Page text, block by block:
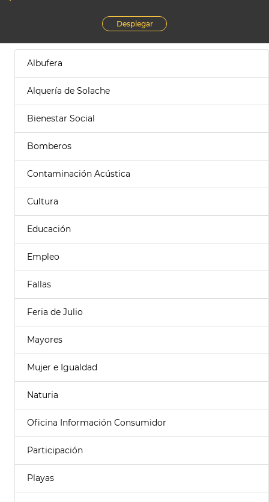
Desplegar
Albufera
Alquería de Solache
Bienestar Social
Bomberos
Contaminación Acústica
Cultura
Educación
Empleo
Fallas
Feria de Julio
Mayores
Mujer e Igualdad
Naturia
Oficina Información Consumidor
Participación
Playas